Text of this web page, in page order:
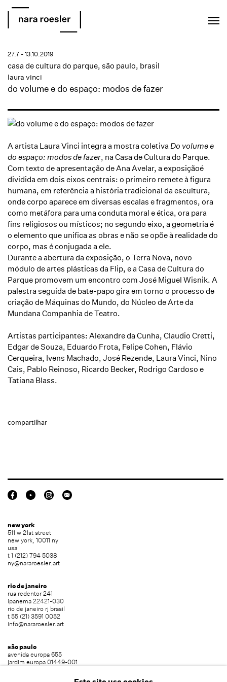
do volume e do espaço: modos de fazer
laura vinci
casa de cultura do parque, são paulo, brasil
27.7 - 13.10.2019
A artista Laura Vinci integra a mostra coletivaDo volume e
do espaço: modos de fazer, na Casa de Cultura do Parque.
Com texto de apresentação de Ana Avelar, a exposiçãoé
dividida em dois eixos centrais: o primeiro remete à figura
humana, em referência a história tradicional da escultura,
onde corpo aparece em diversas escalas e fragmentos, ora
como metáfora para uma conduta moral e ética, ora para
fins religiosos ou místicos; no segundo eixo, a geometria é
o elemento que unifica as obras e não se opõe à realidade do
corpo, mas é conjugada a ele.
Durante a abertura da exposição, o Terra Nova, novo
módulo de artes plásticas da Flip, e a Casa de Cultura do
Parque promovem um encontro com José Miguel Wisnik. A
palestra seguida de bate-papo gira em torno o processo de
criação de Máquinas do Mundo, do Núcleo de Arte da
Mundana Companhia de Teatro.
Artistas participantes: Alexandre da Cunha, Claudio Cretti,
Edgar de Souza, Eduardo Frota, Felipe Cohen, Flávio
Cerqueira, Ivens Machado, José Rezende, Laura Vinci, Nino
Cais, Pablo Reinoso, Ricardo Becker, Rodrigo Cardoso e
Tatiana Blass.
compartilhar
new york
511 w 21st street
new york, 10011 ny
usa
t 1 (212) 794 5038
ny@nararoesler.art
rio de janeiro
rua redentor 241
ipanema 22421-030
rio de janeiro rj brasil
t 55 (21) 3591 0052
info@nararoesler.art
são paulo
avenida europa 655
jardim europa 01449-001